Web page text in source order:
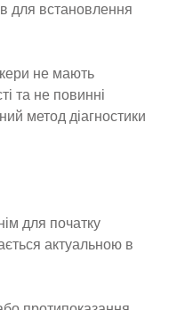
для встановлення
не мають
та не повинні
метод діагностики
для початку
актуальною в